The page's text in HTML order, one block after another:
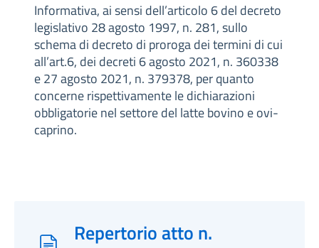
Informativa, ai sensi dell’articolo 6 del decreto
legislativo 28 agosto 1997, n. 281, sullo
schema di decreto di proroga dei termini di cui
all’art.6, dei decreti 6 agosto 2021, n. 360338
e 27 agosto 2021, n. 379378, per quanto
concerne rispettivamente le dichiarazioni
obbligatorie nel settore del latte bovino e ovi-
caprino.
Repertorio atto n.